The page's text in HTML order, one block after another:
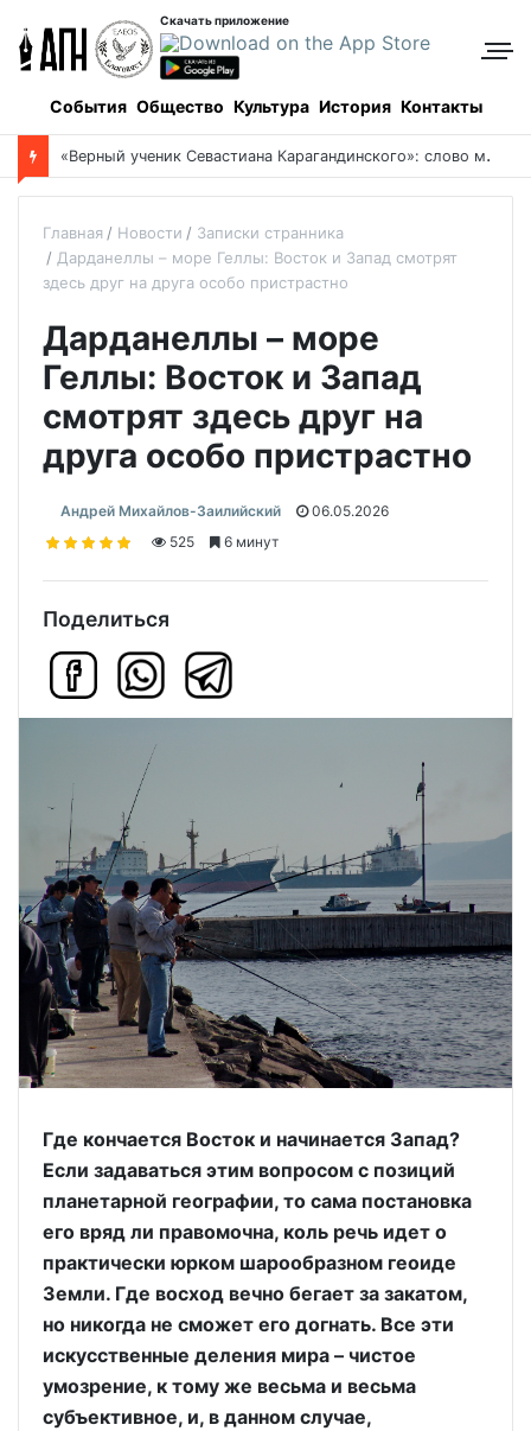
Скачать приложение
События Общество Культура История Контакты
Боровое: когда и как все начиналось, и кто все начинал
Главная Новости
Записки странника
Дарданеллы – море Геллы: Восток и Запад смотрят
здесь друг на друга особо пристрастно
Дарданеллы – море
Геллы: Восток и Запад
смотрят здесь друг на
друга особо пристрастно
Андрей Михайлов-Заилийский
06.05.2026
525
6 минут
Поделиться
Где кончается Восток и начинается Запад?
Если задаваться этим вопросом с позиций
планетарной географии, то сама постановка
его вряд ли правомочна, коль речь идет о
практически юрком шарообразном геоиде
Земли. Где восход вечно бегает за закатом,
но никогда не сможет его догнать. Все эти
искусственные деления мира – чистое
умозрение, к тому же весьма и весьма
субъективное, и, в данном случае,